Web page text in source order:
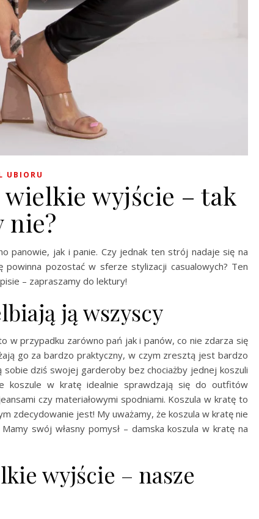
UBIORU
wyjście – tak
nie?
panowie, jak i panie. Czy jednak ten strój nadaje się na
pozostać w sferze stylizacji casualowych? Ten
– zapraszamy do lektury!
ją wszyscy
w przypadku zarówno pań jak i panów, co nie zdarza się
go za bardzo praktyczny, w czym zresztą jest bardzo
dziś swojej garderoby bez chociażby jednej koszuli
koszule w kratę idealnie sprawdzają się do outfitów
czy materiałowymi spodniami. Koszula w kratę to
zdecydowanie jest! My uważamy, że koszula w kratę nie
swój własny pomysł – damska koszula w kratę na
wyjście – nasze